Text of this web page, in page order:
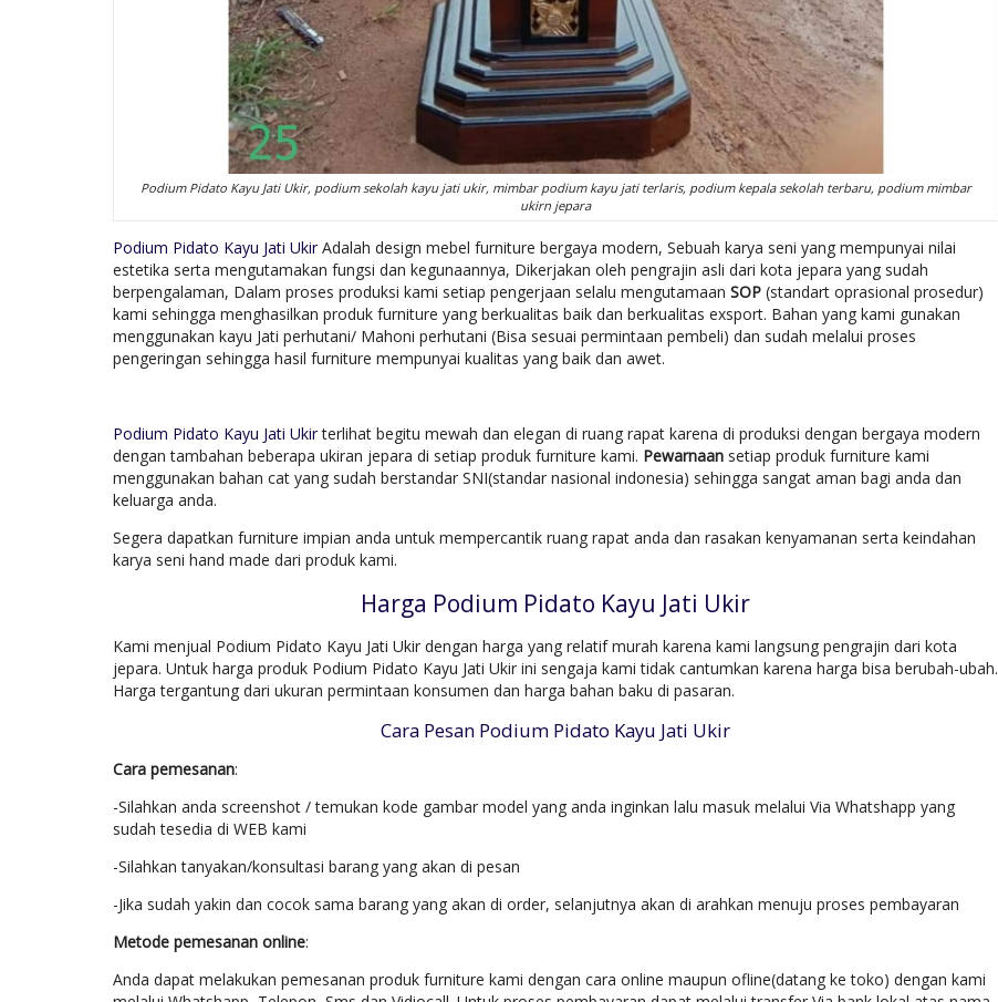
Podium Pidato Kayu Jati Ukir, podium sekolah kayu jati ukir, mimbar podium kayu jati terlaris, podium kepala sekolah terbaru, podium mimbar
ukirn jepara
Podium Pidato Kayu Jati UkirAdalah design mebel furniture bergaya modern, Sebuah karya seni yang mempunyai nilai
estetika serta mengutamakan fungsi dan kegunaannya, Dikerjakan oleh pengrajin asli dari kota jepara yang sudah
berpengalaman, Dalam proses produksi kami setiap pengerjaan selalu mengutamaan SOP (standart oprasional prosedur)
kami sehingga menghasilkan produk furniture yang berkualitas baik dan berkualitas exsport. Bahan yang kami gunakan
menggunakan kayu Jati perhutani/ Mahoni perhutani (Bisa sesuai permintaan pembeli) dan sudah melalui proses
pengeringan sehingga hasil furniture mempunyai kualitas yang baik dan awet.
Podium Pidato Kayu Jati Ukirterlihat begitu mewah dan elegan di ruang rapat karena di produksi dengan bergaya modern
dengan tambahan beberapa ukiran jepara di setiap produk furniture kami. Pewarnaan setiap produk furniture kami
menggunakan bahan cat yang sudah berstandar SNI(standar nasional indonesia) sehingga sangat aman bagi anda dan
keluarga anda.
Segera dapatkan furniture impian anda untuk mempercantik ruang rapat anda dan rasakan kenyamanan serta keindahan
karya seni hand made dari produk kami.
Harga Podium Pidato Kayu Jati Ukir
Kami menjual Podium Pidato Kayu Jati Ukir dengan harga yang relatif murah karena kami langsung pengrajin dari kota
jepara. Untuk harga produk Podium Pidato Kayu Jati Ukir ini sengaja kami tidak cantumkan karena harga bisa berubah-ubah.
Harga tergantung dari ukuran permintaan konsumen dan harga bahan baku di pasaran.
Cara Pesan Podium Pidato Kayu Jati Ukir
Cara pemesanan:
-Silahkan anda screenshot / temukan kode gambar model yang anda inginkan lalu masuk melalui Via Whatshapp yang
sudah tesedia di WEB kami
-Silahkan tanyakan/konsultasi barang yang akan di pesan
-Jika sudah yakin dan cocok sama barang yang akan di order, selanjutnya akan di arahkan menuju proses pembayaran
Metode pemesanan online:
Anda dapat melakukan pemesanan produk furniture kami dengan cara online maupun ofline(datang ke toko) dengan kami